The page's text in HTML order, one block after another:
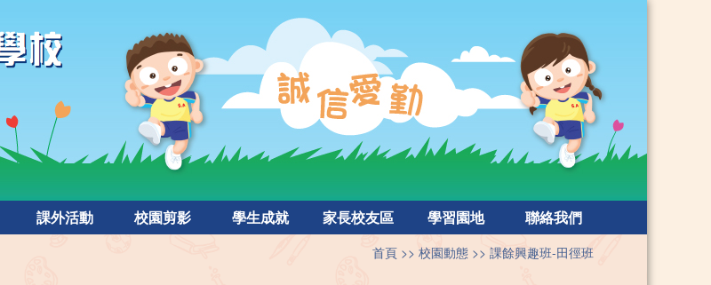
課外活動 校園剪影 學生成就 家長校友區 學習園地 聯絡我們
首頁 校園動態 課餘興趣班-田徑班